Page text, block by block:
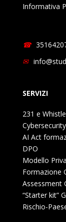
Informativa
SERVIZI
231 e
AI Act
DPO
Modello
Formazione
Assessment
“Starter kit”
Rischio-